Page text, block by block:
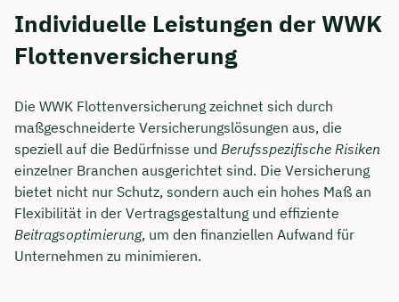
Individuelle Leistungen der WWK
Flottenversicherung
Die WWK Flottenversicherung zeichnet sich durch
maßgeschneiderte Versicherungslösungen aus, die
speziell auf die Bedürfnisse und Berufsspezifische Risiken
einzelner Branchen ausgerichtet sind. Die Versicherung
bietet nicht nur Schutz, sondern auch ein hohes Maß an
Flexibilität in der Vertragsgestaltung und effiziente
Beitragsoptimierung, um den finanziellen Aufwand für
Unternehmen zu minimieren.
Jetzt persönliches
Beratungsgespräch mit Jonas
Ubben sichern 🤝